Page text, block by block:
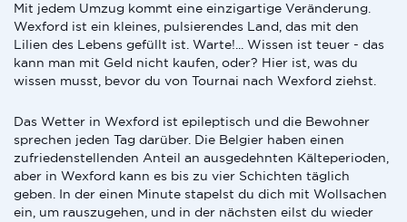
Mit jedem Umzug kommt eine einzigartige Veränderung.
Wexford ist ein kleines, pulsierendes Land, das mit den
Lilien des Lebens gefüllt ist. Warte!... Wissen ist teuer - das
kann man mit Geld nicht kaufen, oder? Hier ist, was du
wissen musst, bevor du von Tournai nach Wexford ziehst.
Das Wetter in Wexford ist epileptisch und die Bewohner
sprechen jeden Tag darüber. Die Belgier haben einen
zufriedenstellenden Anteil an ausgedehnten Kälteperioden,
aber in Wexford kann es bis zu vier Schichten täglich
geben. In der einen Minute stapelst du dich mit Wollsachen
ein, um rauszugehen, und in der nächsten eilst du wieder